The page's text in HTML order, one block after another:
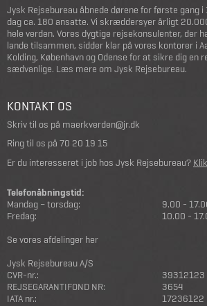
Jysk Rejsebureau åbnede dørene for første gang i
dag ca. 180 ansatte. Vi skræddersyer årligt
hele verden. Vores dygtige rejsekonsulenter, der
lande tilsammen, sidder klar på vores kontorer i
Kolding, København og Odense for at sikre dig en
sædvanlige. Læs mere om Jysk Rejsebureau.
KONTAKT OS
Skriv til os på maerkverden@jr.dk
Ring til os på 70 20 19 15
Er du interesseret i job hos Jysk Rejsebureau?
Telefonåbningstid:
Mandag – torsdag:
9.00 -
Fredag:
10.00 -
Se vores afdelinger her
Jysk Rejsebureau A/S
CVR-nr.:
39312123
REJSEGARANTIFOND NR:
3654
IATA nr.:
17236122